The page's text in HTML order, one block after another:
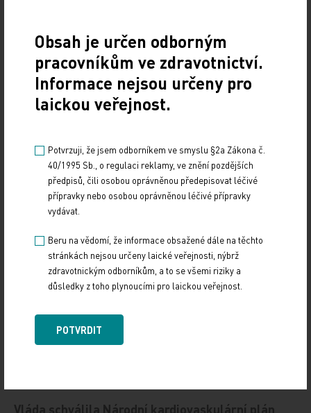
19. světový kongres Controversies in Neurology
(CONy)
10. 3. 2025
Vystavování ePoukazů
17. 12. 2024
ePoukaz, kde ho lze uplatnit a jaké možnosti má lékař
při jeho předání pacientovi. Představí mimo…
NUDZ nabízí kurs pro rodiče dětí s úzkostí
Národní ústav duševního zdraví (NUDZ) připravil kurs
Vláda schválila Národní kardiovaskulární plán
Obsah je určen odborným
pracovníkům ve zdravotnictví.
Informace nejsou určeny pro
laickou veřejnost.
Potvrzuji, že jsem odborníkem ve smyslu §2a Zákona č.
40/1995 Sb., o regulaci reklamy, ve znění pozdějších
předpisů, čili osobou oprávněnou předepisovat léčivé
přípravky nebo osobou oprávněnou léčivé přípravky
vydávat.
Beru na vědomí, že informace obsažené dále na těchto
stránkách nejsou určeny laické veřejnosti, nýbrž
zdravotnickým odborníkům, a to se všemi riziky a
důsledky z toho plynoucími pro laickou veřejnost.
POTVRDIT